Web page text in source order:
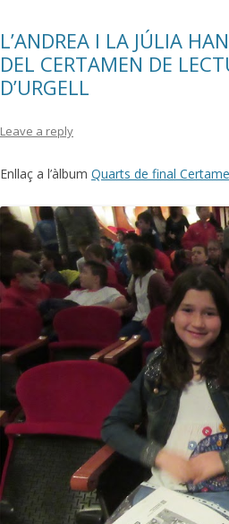
k ix
L’ANDREA I LA JÚLIA
DEL CERTAMEN DE
D’URGELL
Leave a reply
Enllaç a l’àlbum Quarts de final